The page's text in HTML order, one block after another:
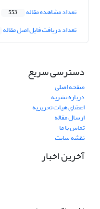
تعداد مشاهده مقاله 553
تعداد دریافت فایل اصل مقاله
دسترسی سریع
صفحه اصلی
درباره نشریه
اعضای هیات تحریریه
ارسال مقاله
تماس با ما
نقشه سایت
آخرین اخبار